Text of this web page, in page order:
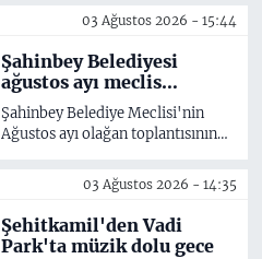
Gaziantep'ten geçen yılın aynı
ayına göre göre yüzde 16,9
oranında artışla 1 milyar 11 milyon
339 bin dolar dolarlık ihracat
gerçekleştirildiğini kaydetti.
03 Ağustos 2026 - 15:44
Şahinbey Belediyesi
ağustos ayı meclis
toplantısı yapıldı
Şahinbey Belediye Meclisi'nin
Ağustos ayı olağan toplantısının
Belediye Meclis Başkanı Mehmet
Tahmazoğlu başkanlığında
Belediye Meclis Salonu'nda
gerçekleştirildi.
03 Ağustos 2026 - 14:35
Şehitkamil'den Vadi
Park'ta müzik dolu gece